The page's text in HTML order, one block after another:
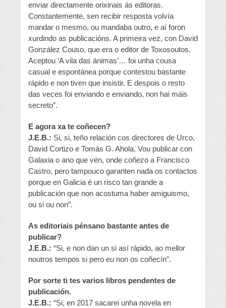
enviar directamente orixinais ás editoras.
Constantemente, sen recibir resposta volvía
mandar o mesmo, ou mandaba outro, e aí foron
xurdindo as publicacións. A primeira vez, con David
González Couso, que era o editor de Toxosoutos.
Aceptou ‘A vila das ánimas’… foi unha cousa
casual e espontánea porque contestou bastante
rápido e non tiven que insistir. E despois o resto
das veces foi enviando e enviando, non hai máis
secreto”.
E agora xa te coñecen?
J.E.B.: Si, si, teño relación cos directores de Urco,
David Cortizo e Tomás G. Ahola. Vou publicar con
Galaxia o ano que vén, onde coñezo a Francisco
Castro, pero tampouco garanten nada os contactos
porque en Galicia é un risco tan grande a
publicación que non acostuma haber amiguismo,
ou si ou non”.
As editoriais pénsano bastante antes de
publicar?
J.E.B.: “Si, e non dan un si así rápido, ao mellor
noutros tempos si pero eu non os coñecín”.
Por sorte ti tes varios libros pendentes de
publicación.
J.E.B.: “Si, en 2017 sacarei unha novela en